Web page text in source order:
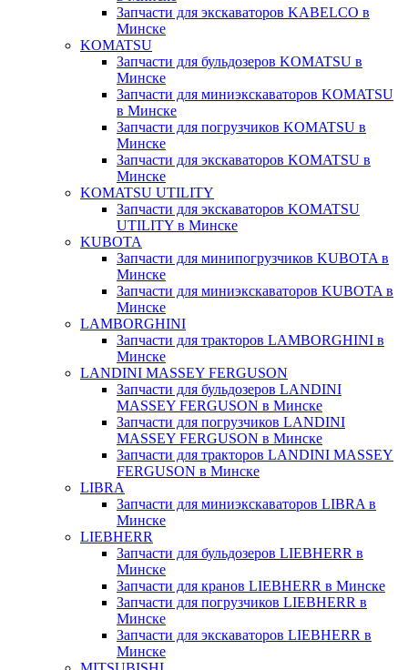
Запчасти для экскаваторов KABELCO в
Минске
KOMATSU
Запчасти для бульдозеров KOMATSU в
Минске
Запчасти для миниэкскаваторов KOMATSU
в Минске
Запчасти для погрузчиков KOMATSU в
Минске
Запчасти для экскаваторов KOMATSU в
Минске
KOMATSU UTILITY
Запчасти для экскаваторов KOMATSU
UTILITY в Минске
KUBOTA
Запчасти для минипогрузчиков KUBOTA в
Минске
Запчасти для миниэкскаваторов KUBOTA в
Минске
LAMBORGHINI
Запчасти для тракторов LAMBORGHINI в
Минске
LANDINI MASSEY FERGUSON
Запчасти для бульдозеров LANDINI
MASSEY FERGUSON в Минске
Запчасти для погрузчиков LANDINI
MASSEY FERGUSON в Минске
Запчасти для тракторов LANDINI MASSEY
FERGUSON в Минске
LIBRA
Запчасти для миниэкскаваторов LIBRA в
Минске
LIEBHERR
Запчасти для бульдозеров LIEBHERR в
Минске
Запчасти для кранов LIEBHERR в Минске
Запчасти для погрузчиков LIEBHERR в
Минске
Запчасти для экскаваторов LIEBHERR в
Минске